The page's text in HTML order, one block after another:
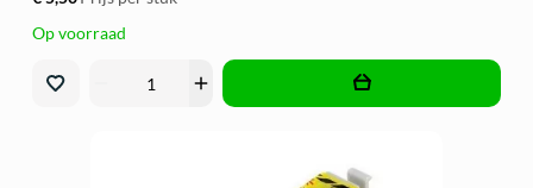
Op voorraad
add